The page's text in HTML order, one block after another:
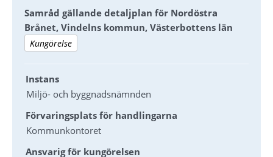
Samråd gällande detaljplan för Nordöstra
Brånet, Vindelns kommun, Västerbottens län
Kungörelse
Instans
Miljö- och byggnadsnämnden
Förvaringsplats för handlingarna
Kommunkontoret
Ansvarig för kungörelsen